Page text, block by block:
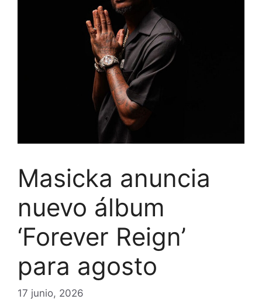
Masicka anuncia
nuevo álbum
‘Forever Reign’
para agosto
17 junio, 2026